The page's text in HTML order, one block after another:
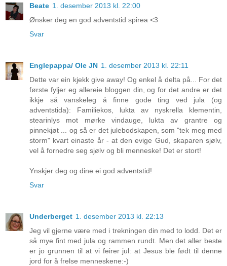
Beate 1. desember 2013 kl. 22:00
Ønsker deg en god adventstid spirea <3
Svar
Englepappa/ Ole JN 1. desember 2013 kl. 22:11
Dette var ein kjekk give away! Og enkel å delta på... For det
første fyljer eg allereie bloggen din, og for det andre er det
ikkje så vanskeleg å finne gode ting ved jula (og
adventstida): Familiekos, lukta av nyskrella klementin,
stearinlys mot mørke vindauge, lukta av grantre og
pinnekjøt ... og så er det julebodskapen, som "tek meg med
storm" kvart einaste år - at den evige Gud, skaparen sjølv,
vel å fornedre seg sjølv og bli menneske! Det er stort!
Ynskjer deg og dine ei god adventstid!
Svar
Underberget 1. desember 2013 kl. 22:13
Jeg vil gjerne være med i trekningen din med to lodd. Det er
så mye fint med jula og rammen rundt. Men det aller beste
er jo grunnen til at vi feirer jul: at Jesus ble født til denne
jord for å frelse menneskene:-)